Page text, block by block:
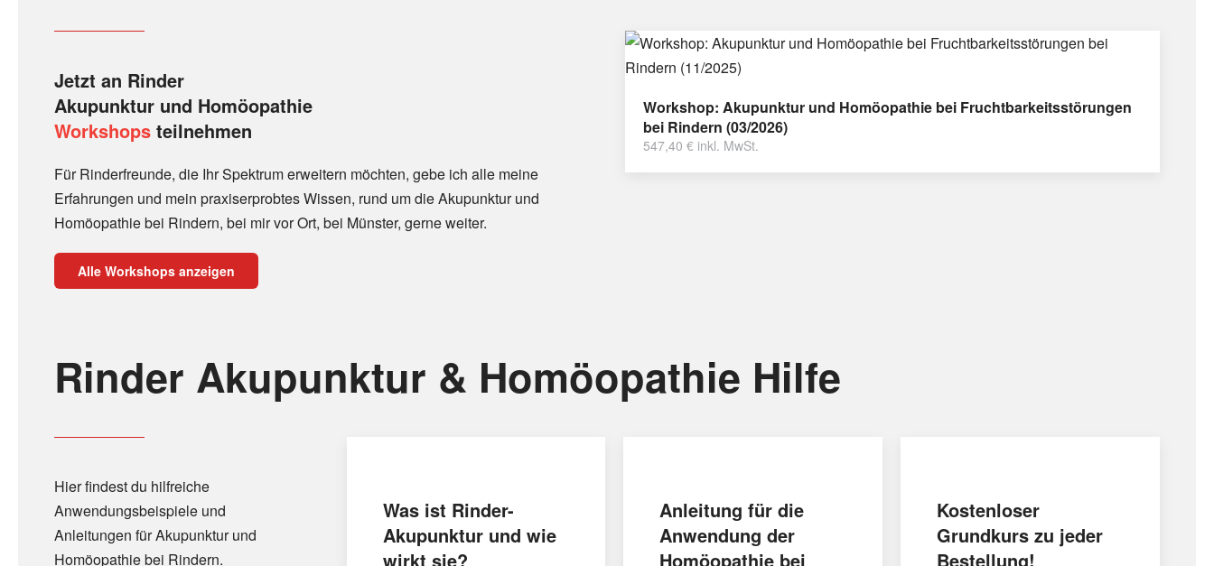
Jetzt an Rinder
Akupunktur und Homöopathie
Workshops teilnehmen
Für Rinderfreunde, die Ihr Spektrum erweitern möchten, gebe ich alle meine
Erfahrungen und mein praxiserprobtes Wissen, rund um die Akupunktur und
Homöopathie bei Rindern, bei mir vor Ort, bei Münster, gerne weiter.
Alle Workshops anzeigen
Workshop: Akupunktur und Homöopathie bei Fruchtbarkeitsstörungen
bei Rindern (03/2026)
547,40 € inkl. MwSt.
Rinder Akupunktur & Homöopathie Hilfe
Hier findest du hilfreiche
Anwendungsbeispiele und
Anleitungen für Akupunktur und
Homöopathie bei Rindern.
Was ist Rinder-
Akupunktur und wie
wirkt sie?
Anleitung für die
Anwendung der
Homöopathie bei
Kostenloser
Grundkurs zu jeder
Bestellung!